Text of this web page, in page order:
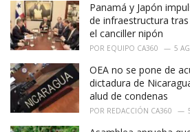
:
Panamá y Japón
de infraestructura
el canciller nipón
POR EQUIPO CA360 5
OEA no se pone de
dictadura de
alud de condenas
POR REDACCIÓN CA360